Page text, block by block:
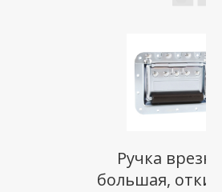
Ручка
большая,